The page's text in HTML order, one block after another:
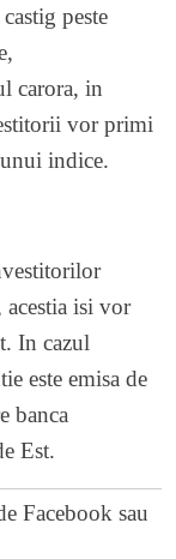
peste
carora, in
vor primi
indice.
isi vor
In cazul
este emisa de
banca
Est.
Facebook sau